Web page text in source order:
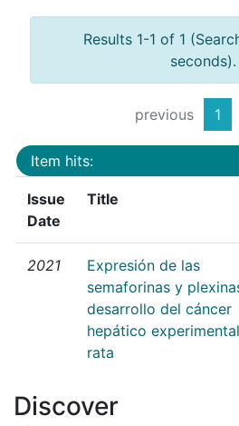
Results 1-1 of 1
seconds).
previous 1
Item hits:
Issue
Date
Title
2021
Expresión de las
semaforinas y
desarrollo del cáncer
hepático
rata
Discover